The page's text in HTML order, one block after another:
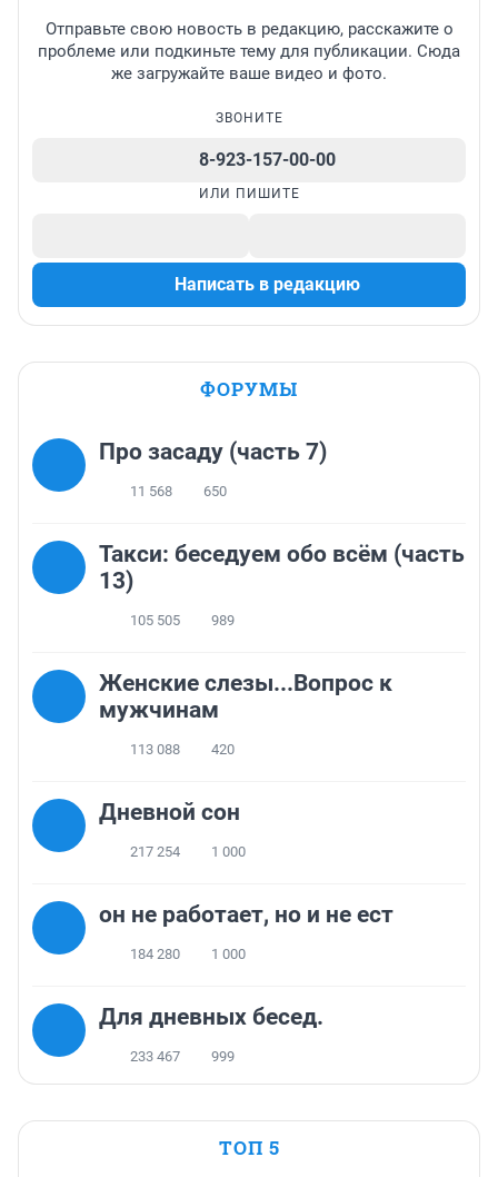
Отправьте свою новость в редакцию, расскажите о
проблеме или подкиньте тему для публикации. Сюда
же загружайте ваше видео и фото.
ЗВОНИТЕ
8-923-157-00-00
ИЛИ ПИШИТЕ
Написать в редакцию
ФОРУМЫ
Про засаду (часть 7)
11 568 650
Такси: беседуем обо всём (часть
13)
105 505 989
Женские слезы...Вопрос к
мужчинам
113 088 420
Дневной сон
217 254 1 000
он не работает, но и не ест
184 280 1 000
Для дневных бесед.
233 467 999
ТОП 5